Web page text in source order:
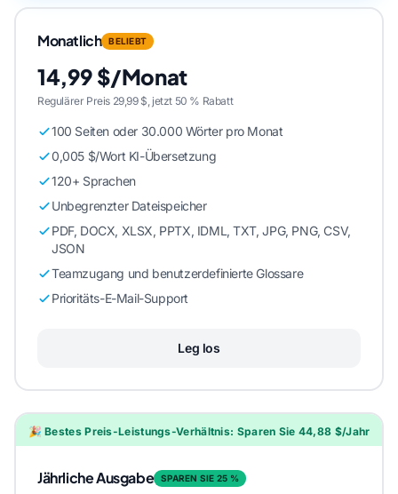
Monatlich BELIEBT
14,99 $/Monat
Regulärer Preis 29,99 $, jetzt 50 % Rabatt
100 Seiten oder 30.000 Wörter pro Monat
0,005 $/Wort KI-Übersetzung
120+ Sprachen
Unbegrenzter Dateispeicher
PDF, DOCX, XLSX, PPTX, IDML, TXT, JPG, PNG, CSV,
JSON
Teamzugang und benutzerdefinierte Glossare
Prioritäts-E-Mail-Support
Leg los
🎉 Bestes Preis-Leistungs-Verhältnis: Sparen Sie 44,88 $/Jahr
Jährliche Ausgabe SPAREN SIE 25 %